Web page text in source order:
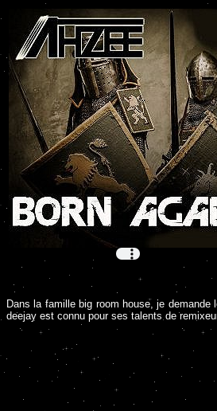
Dans la famille big room house, je
deejay est connu pour ses talents de